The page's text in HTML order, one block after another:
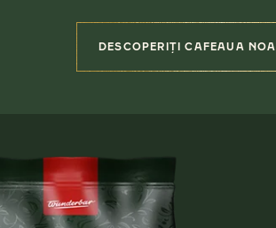
DESCOPERIȚI CAFEAUA